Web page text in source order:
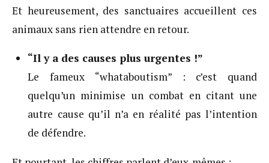
Et heureusement, des sanctuaires accueillent ces
animaux sans rien attendre en retour.
“Il y a des causes plus urgentes !”
Le fameux “whataboutism” : c’est quand
quelqu’un minimise un combat en citant une
autre cause qu’il n’a en réalité pas l’intention
de défendre.